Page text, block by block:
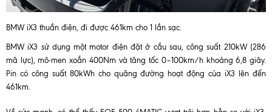
BMW iX3 thuần điện, đi được 461km cho 1 lần sạc.
BMW iX3 sử dụng một motor điện đặt ở cầu sau, công suất 210kW (286
mã lực), mô-men xoắn 400Nm và tăng tốc 0–100km/h khoảng 6,8 giây.
Pin có công suất 80kWh cho quãng đường hoạt động của iX3 lên đến
461km.